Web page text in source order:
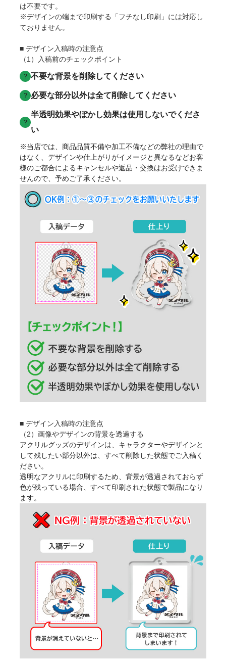
は不要です。
※デザインの端まで印刷する「フチなし印刷」には対応し
ておりません。
■ デザイン入稿時の注意点
（1）入稿前のチェックポイント
? 不要な背景を削除してください
? 必要な部分以外は全て削除してください
?
半透明効果やぼかし効果は使用しないでくださ
い
※当店では、商品品質不備や加工不備などの弊社の理由で
はなく、デザインや仕上がりがイメージと異なるなどお客
様のご都合によるキャンセルや返品・交換はお受けできま
せんので、予めご了承ください。
■ デザイン入稿時の注意点
（2）画像やデザインの背景を透過する
アクリルグッズのデザインは、キャラクターやデザインと
して残したい部分以外は、すべて削除した状態でご入稿く
ださい。
透明なアクリルに印刷するため、背景が透過されておらず
色が残っている場合、すべて印刷された状態で製品になり
ます。